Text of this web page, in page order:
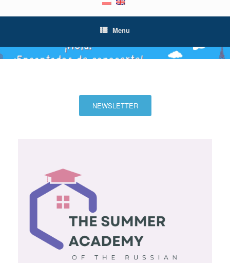
Menu
NEWSLETTER